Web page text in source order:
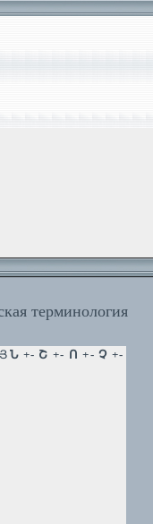
терминология